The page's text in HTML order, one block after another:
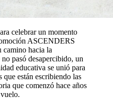
celebrar un momento
ASCENDERS
camino hacia la
pasó desapercibido, un
educativa se unió para
están escribiendo las
que comenzó hace años